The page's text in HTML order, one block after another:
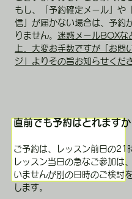
もし、「予約確定メール」や
信」が届かない場合は、予約
りません。 迷惑メールBOXな
上、大変お手数ですが「お問
ジ」よりその旨お知らせくだ
ご予約は、レッスン前日の21
レッスン当日の急なご参加は
いませんが別の日時のご検討
します。
直前でも予約はとれますか